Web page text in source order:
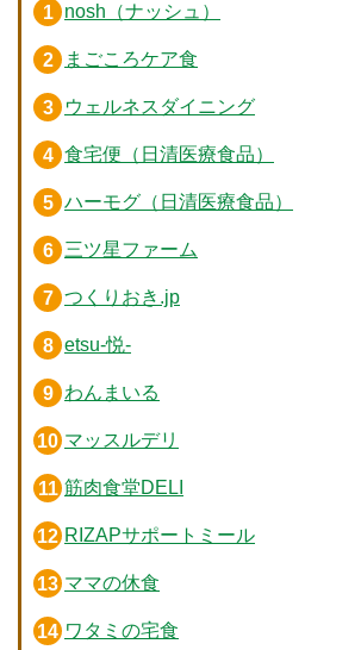
nosh（ナッシュ）
まごころケア食
ウェルネスダイニング
食宅便（日清医療食品）
ハーモグ（日清医療食品）
三ツ星ファーム
つくりおき.jp
etsu-悦-
わんまいる
マッスルデリ
筋肉食堂DELI
RIZAPサポートミール
ママの休食
ワタミの宅食